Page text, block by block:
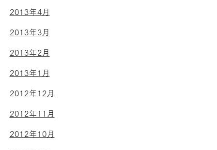
2013年4月
2013年3月
2013年2月
2013年1月
2012年12月
2012年11月
2012年10月